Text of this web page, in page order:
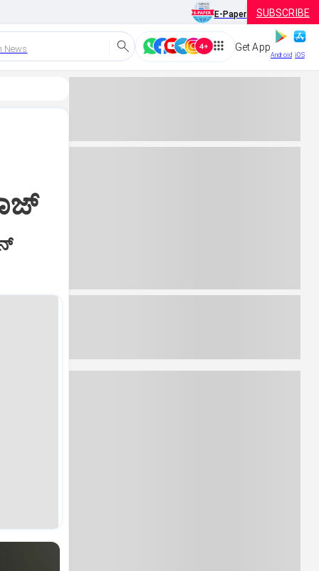
E-Paper SUBSCRIBE
News Get App
Android iOS